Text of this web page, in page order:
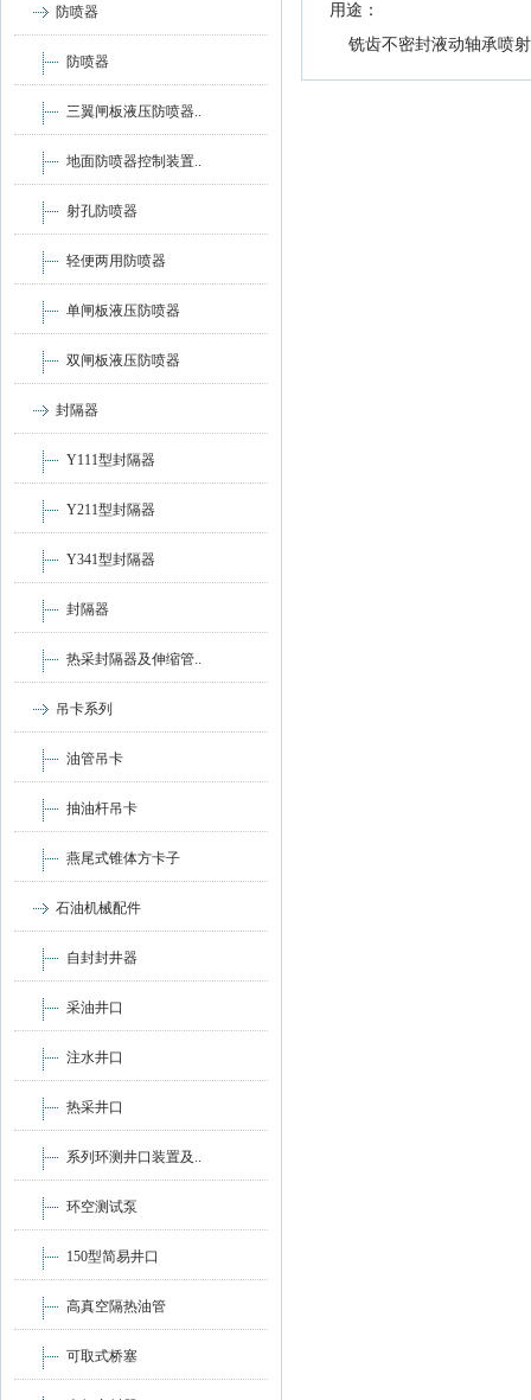
防喷器
防喷器
三翼闸板液压防喷器..
地面防喷器控制装置..
射孔防喷器
轻便两用防喷器
单闸板液压防喷器
双闸板液压防喷器
封隔器
Y111型封隔器
Y211型封隔器
Y341型封隔器
封隔器
热采封隔器及伸缩管..
吊卡系列
油管吊卡
抽油杆吊卡
燕尾式锥体方卡子
石油机械配件
自封封井器
采油井口
注水井口
热采井口
系列环测井口装置及..
环空测试泵
150型简易井口
高真空隔热油管
可取式桥塞
用途：
铣齿不密封液动轴承喷射